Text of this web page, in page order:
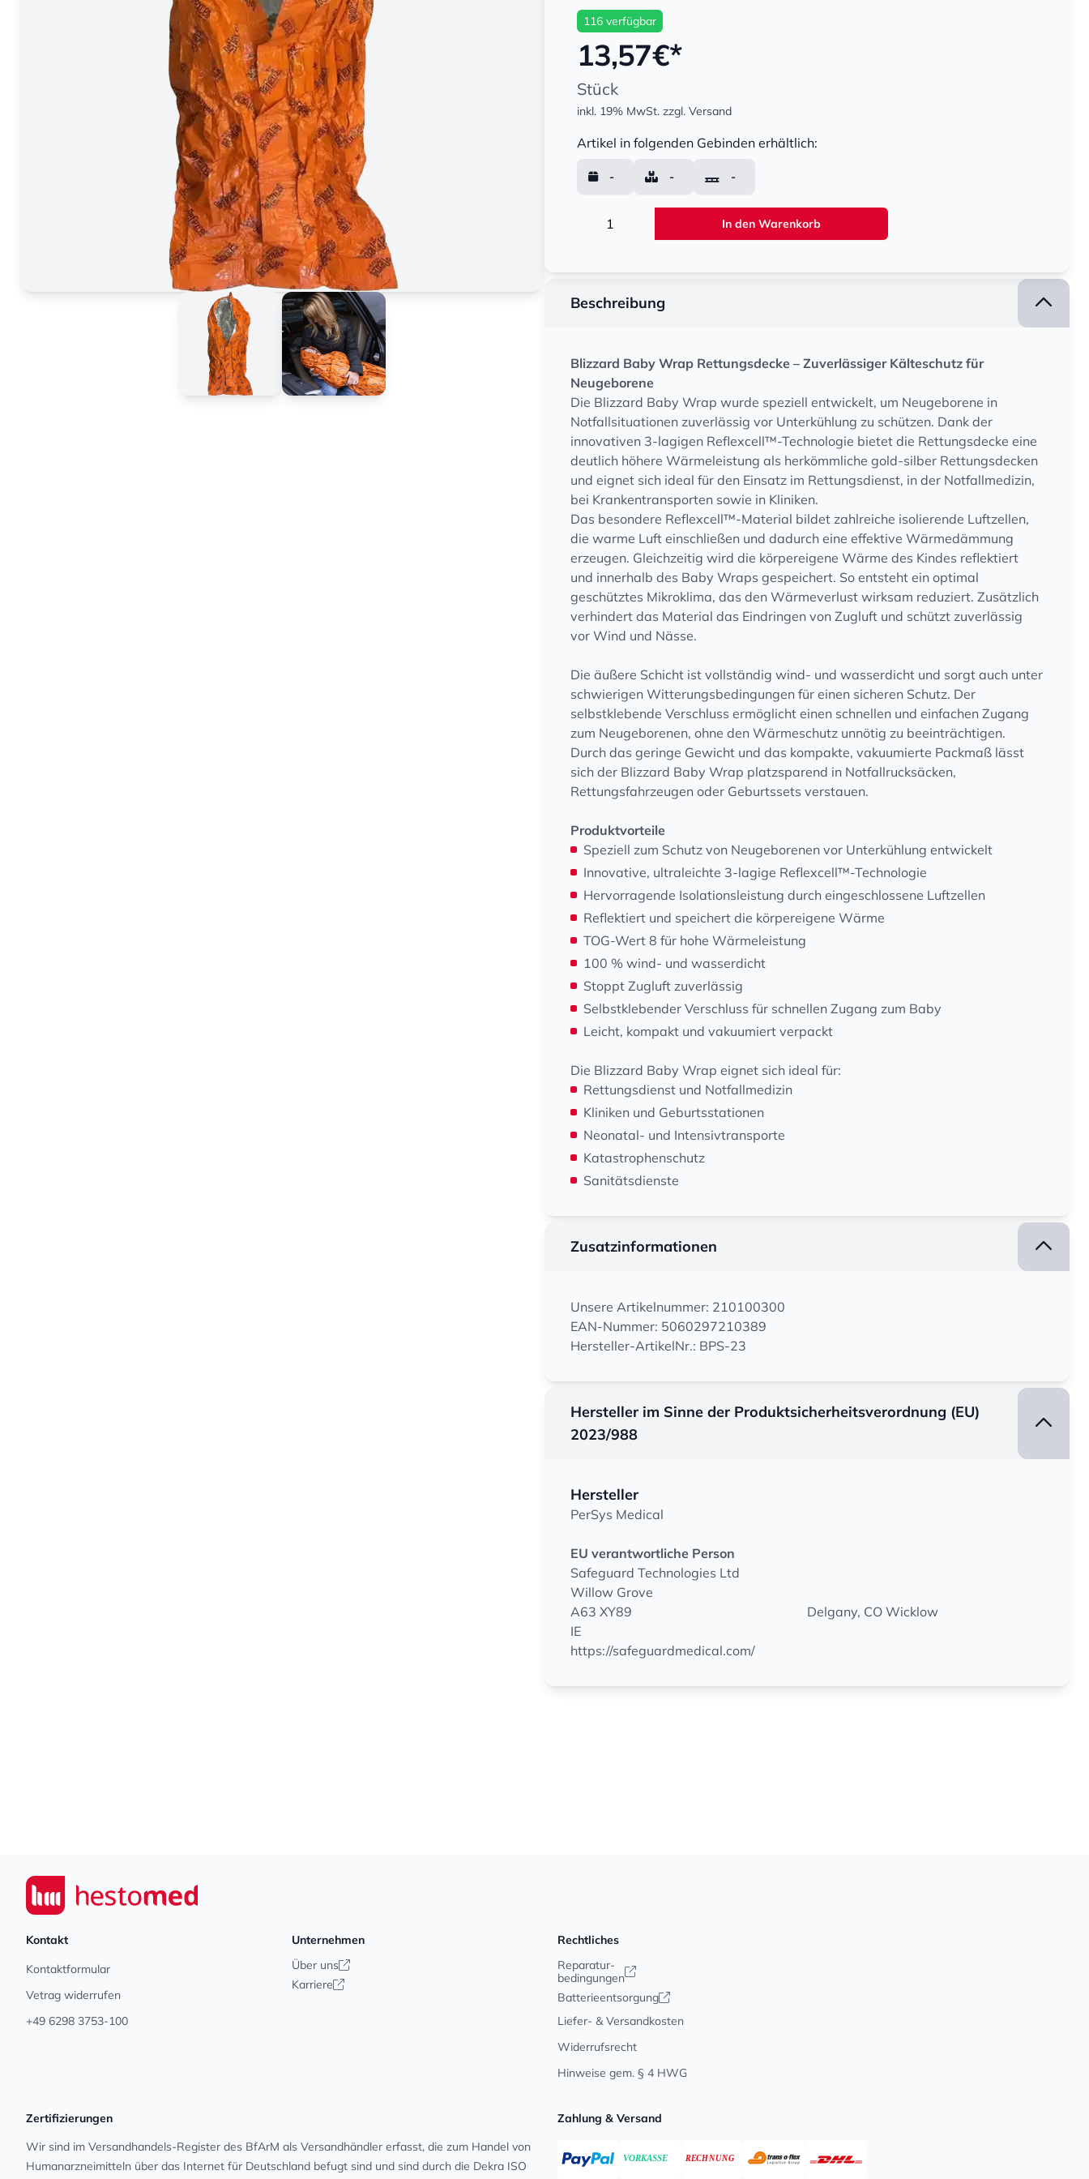
116 verfügbar
13,57€*
Stück
inkl. 19% MwSt. zzgl. Versand
Artikel in folgenden Gebinden erhältlich:
- - -
In den Warenkorb
Beschreibung
Blizzard Baby Wrap Rettungsdecke – Zuverlässiger Kälteschutz für
Neugeborene
Die Blizzard Baby Wrap wurde speziell entwickelt, um Neugeborene in
Notfallsituationen zuverlässig vor Unterkühlung zu schützen. Dank der
innovativen 3-lagigen Reflexcell™-Technologie bietet die Rettungsdecke eine
deutlich höhere Wärmeleistung als herkömmliche gold-silber Rettungsdecken
und eignet sich ideal für den Einsatz im Rettungsdienst, in der Notfallmedizin,
bei Krankentransporten sowie in Kliniken.
Das besondere Reflexcell™-Material bildet zahlreiche isolierende Luftzellen,
die warme Luft einschließen und dadurch eine effektive Wärmedämmung
erzeugen. Gleichzeitig wird die körpereigene Wärme des Kindes reflektiert
und innerhalb des Baby Wraps gespeichert. So entsteht ein optimal
geschütztes Mikroklima, das den Wärmeverlust wirksam reduziert. Zusätzlich
verhindert das Material das Eindringen von Zugluft und schützt zuverlässig
vor Wind und Nässe.
Die äußere Schicht ist vollständig wind- und wasserdicht und sorgt auch unter
schwierigen Witterungsbedingungen für einen sicheren Schutz. Der
selbstklebende Verschluss ermöglicht einen schnellen und einfachen Zugang
zum Neugeborenen, ohne den Wärmeschutz unnötig zu beeinträchtigen.
Durch das geringe Gewicht und das kompakte, vakuumierte Packmaß lässt
sich der Blizzard Baby Wrap platzsparend in Notfallrucksäcken,
Rettungsfahrzeugen oder Geburtssets verstauen.
Produktvorteile
Speziell zum Schutz von Neugeborenen vor Unterkühlung entwickelt
Innovative, ultraleichte 3-lagige Reflexcell™-Technologie
Hervorragende Isolationsleistung durch eingeschlossene Luftzellen
Reflektiert und speichert die körpereigene Wärme
TOG-Wert 8 für hohe Wärmeleistung
100 % wind- und wasserdicht
Stoppt Zugluft zuverlässig
Selbstklebender Verschluss für schnellen Zugang zum Baby
Leicht, kompakt und vakuumiert verpackt
Die Blizzard Baby Wrap eignet sich ideal für:
Rettungsdienst und Notfallmedizin
Kliniken und Geburtsstationen
Neonatal- und Intensivtransporte
Katastrophenschutz
Sanitätsdienste
Zusatzinformationen
Unsere Artikelnummer: 210100300
EAN-Nummer: 5060297210389
Hersteller-ArtikelNr.: BPS-23
Hersteller im Sinne der Produktsicherheitsverordnung (EU)
2023/988
Hersteller
PerSys Medical
EU verantwortliche Person
Safeguard Technologies Ltd
Willow Grove
A63 XY89
Delgany, CO Wicklow
IE
https://safeguardmedical.com/
Seiwert GmbH
Kontakt
Kontaktformular
Vetrag widerrufen
+49 6298 3753-100
Unternehmen
Über uns
Karriere
Rechtliches
Reparatur-
bedingungen
Batterieentsorgung
Liefer- & Versandkosten
Widerrufsrecht
Hinweise gem. § 4 HWG
Zertifizierungen
Wir sind im Versandhandels-Register des BfArM als Versandhändler erfasst, die zum Handel von
Human­arz­nei­mit­teln über das Internet für Deutschland befugt sind und sind durch die Dekra ISO
Zahlung & Versand